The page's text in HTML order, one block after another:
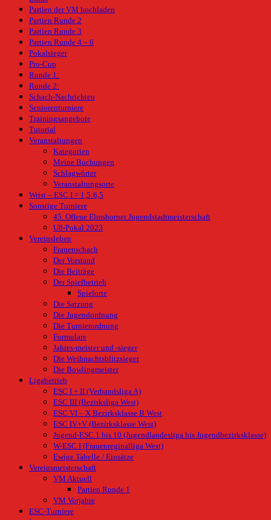
Partien der VM hochladen
Partien Runde 2
Partien Runde 3
Partien Runde 4 – 6
Pokalsieger
Pro-Cup
Runde 1:
Runde 2:
Schach-Nachrichten
Seniorenturniere
Trainingsangebote
Tutorial
Veranstaltungen
Kategorien
Meine Buchungen
Schlagwörter
Veranstaltungsorte
Wrist – ESC I = 1,5:6,5
Sonstige Turniere
45. Offene Elmshorner Jugendstadtmeisterschaft
U8-Pokal 2023
Vereinsleben
Frauenschach
Der Vorstand
Die Beiträge
Der Spielbetrieb
Spielorte
Die Satzung
Die Jugendordnung
Die Turnierordnung
Formulare
Jahres-meister und -sieger
Die Weihnachtsblitzsieger
Die Bowlingmeister
Ligabetrieb
ESC I + II (Verbandsliga A)
ESC III (Bezirksliga West)
ESC VI – X Bezirksklasse B West
ESC IV+V (Bezirksklasse West)
Jugend-ESC 1 bis 10 (Jugendlandesliga bis Jugendbezirksklasse)
W-ESC I (Frauenreginalliga West)
Ewige Tabelle / Einsätze
Vereinsmeisterschaft
VM Aktuell
Partien Runde 1
VM Vorjahre
ESC-Turniere